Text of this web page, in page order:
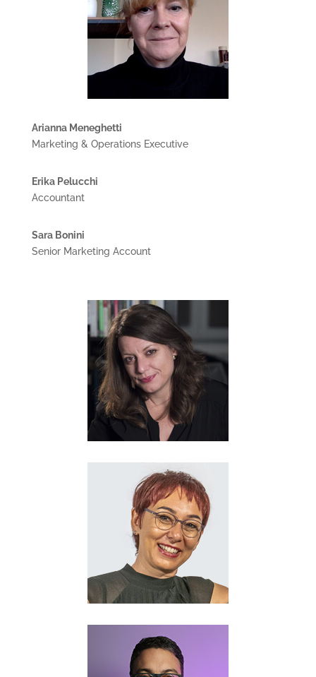
Arianna Meneghetti
Marketing & Operations Executive
Erika Pelucchi
Accountant
Sara Bonini
Senior Marketing Account